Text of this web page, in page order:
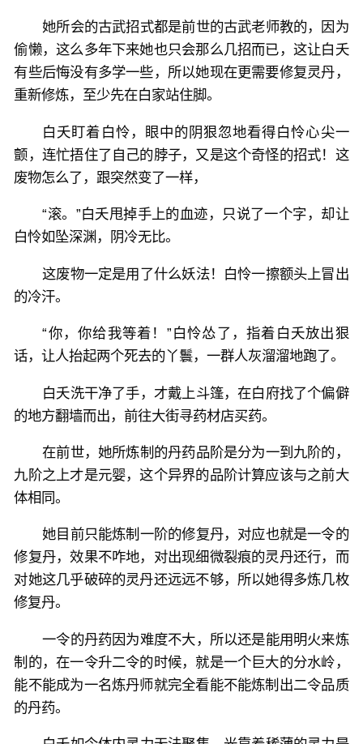
她所会的古武招式都是前世的古武老师教的，因为
偷懒，这么多年下来她也只会那么几招而已，这让白夭
有些后悔没有多学一些，所以她现在更需要修复灵丹，
重新修炼，至少先在白家站住脚。
白夭盯着白怜，眼中的阴狠忽地看得白怜心尖一
颤，连忙捂住了自己的脖子，又是这个奇怪的招式！这
废物怎么了，跟突然变了一样，
“滚。”白夭甩掉手上的血迹，只说了一个字，却让
白怜如坠深渊，阴冷无比。
这废物一定是用了什么妖法！白怜一擦额头上冒出
的冷汗。
“你，你给我等着！”白怜怂了，指着白夭放出狠
话，让人抬起两个死去的丫鬟，一群人灰溜溜地跑了。
白夭洗干净了手，才戴上斗篷，在白府找了个偏僻
的地方翻墙而出，前往大街寻药材店买药。
在前世，她所炼制的丹药品阶是分为一到九阶的，
九阶之上才是元婴，这个异界的品阶计算应该与之前大
体相同。
她目前只能炼制一阶的修复丹，对应也就是一令的
修复丹，效果不咋地，对出现细微裂痕的灵丹还行，而
对她这几乎破碎的灵丹还远远不够，所以她得多炼几枚
修复丹。
一令的丹药因为难度不大，所以还是能用明火来炼
制的，在一令升二令的时候，就是一个巨大的分水岭，
能不能成为一名炼丹师就完全看能不能炼制出二令品质
的丹药。